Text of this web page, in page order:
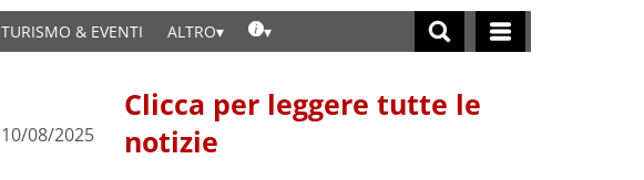
TURISMO & EVENTI ALTRO
10/08/2025
Clicca per leggere tutte le
notizie